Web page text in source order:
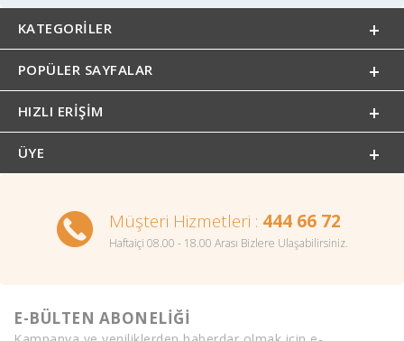
KATEGORILER
POPÜLER SAYFALAR
HIZLI ERIŞIM
ÜYE
Müşteri Hizmetleri : 444 66 72
Haftaiçi 08.00 - 18.00 Arası Bizlere Ulaşabilirsiniz.
E-BÜLTEN ABONELİĞİ